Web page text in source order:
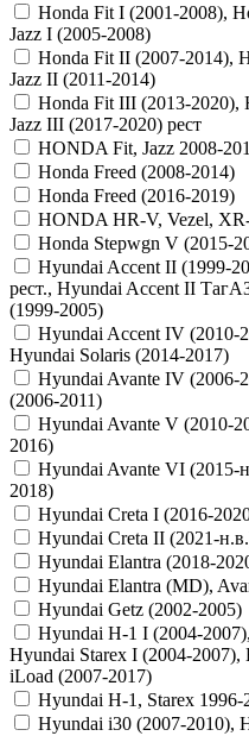
Honda Fit I (2001-2008),
Jazz I (2005-2008)
Honda Fit II (2007-2014),
Jazz II (2011-2014)
Honda Fit III (2013-2020),
Jazz III (2017-2020) рест
HONDA Fit, Jazz 2008-
Honda Freed (2008-2014)
Honda Freed (2016-2019)
HONDA HR-V, Vezel,
Honda Stepwgn V (2015-
Hyundai Accent II (1999-
рест., Hyundai Accent II
(1999-2005)
Hyundai Accent IV (2010-
Hyundai Solaris (2014-2017)
Hyundai Avante IV (2006-
(2006-2011)
Hyundai Avante V (2010-
2016)
Hyundai Avante VI (2015-
2018)
Hyundai Creta I (2016-
Hyundai Creta II (2021-
Hyundai Elantra (2018-
Hyundai Elantra (MD),
Hyundai Getz (2002-2005)
Hyundai H-1 I (2004-
Hyundai Starex I (2004-
iLoad (2007-2017)
Hyundai H-1, Starex
Hyundai i30 (2007-2010),